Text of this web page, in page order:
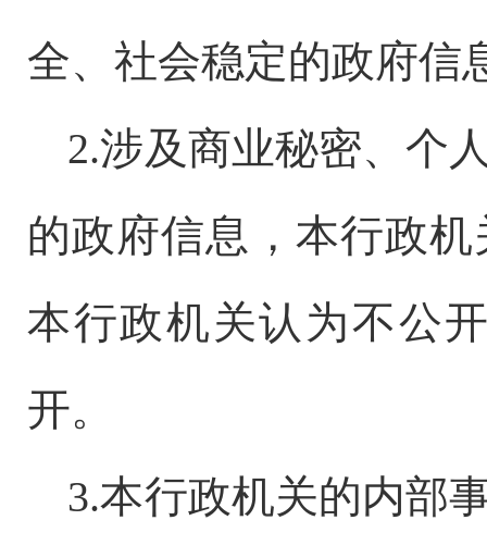
全、社会稳定的政府信
2.涉及商业秘密、个
的政府信息，本行政
本行政机关认为不公
开。
3.本行政机关的内部